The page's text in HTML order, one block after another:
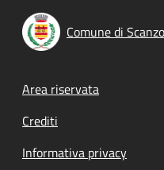
Comune di
Footer menu
Area riservata
Crediti
Informativa privacy